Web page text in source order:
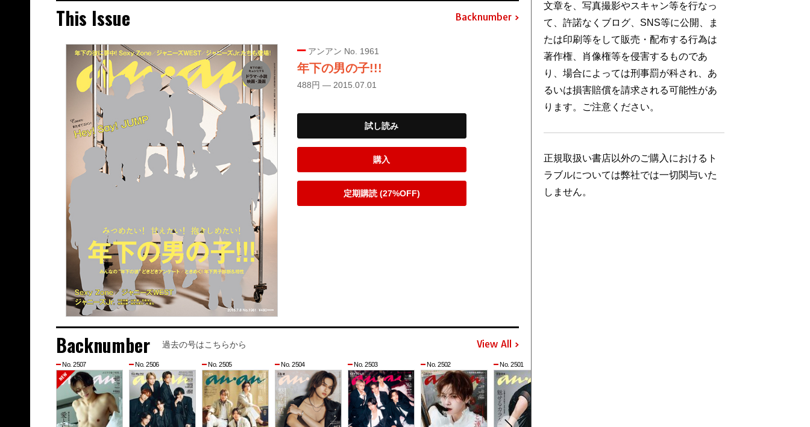
This Issue Backnumber
アンアン No. 1961
年下の男の子!!!
488円 — 2015.07.01
試し読み
購入
定期購読 (27%OFF)
Backnumber 過去の号はこちらから View All
No. 2507 No. 2506 No. 2505 No. 2504 No. 2503 No. 2502 No. 2501
文章を、写真撮影やスキャン等を行なっ
て、許諾なくブログ、SNS等に公開、ま
たは印刷等をして販売・配布する行為は
著作権、肖像権等を侵害するものであ
り、場合によっては刑事罰が科され、あ
るいは損害賠償を請求される可能性があ
ります。ご注意ください。
正規取扱い書店以外のご購入におけるト
ラブルについては弊社では一切関与いた
しません。